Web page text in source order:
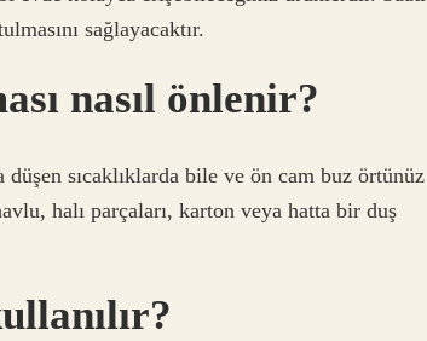
sağlayacaktır.
nasıl önlenir?
sıcaklıklarda bile ve ön cam buz örtünüz
halı parçaları, karton veya hatta bir duş